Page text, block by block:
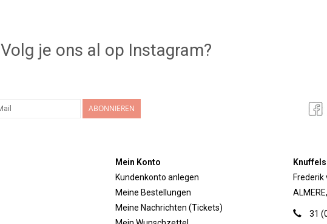
Volg je ons al op Instagram?
ABONNIEREN
Mein Konto
Kundenkonto anlegen
Meine Bestellungen
Meine Nachrichten (Tickets)
Frederik
31